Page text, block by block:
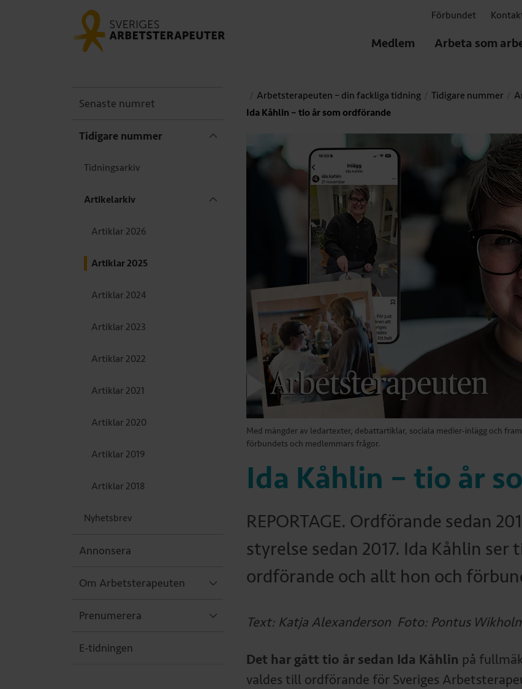
Förbundet
Medlem Arbeta som
Senaste numret
Tidigare nummer
Tidningsarkiv
Artikelarkiv
Artiklar 2026
Artiklar 2025
Artiklar 2024
Artiklar 2023
Artiklar 2022
Artiklar 2021
Artiklar 2020
Artiklar 2019
Artiklar 2018
Nyhetsbrev
Annonsera
Om Arbetsterapeuten
Prenumerera
E-tidningen
Arbetsterapeuten – din fackliga tidning Tidigare nummer
Ida Kåhlin – tio år som ordförande
Med mängder av ledartexter, debattartiklar, sociala medier-inlägg och
förbundets och medlemmars frågor.
Ida Kåhlin – tio år
REPORTAGE. Ordförande sedan
styrelse sedan 2017. Ida Kåhlin ser
ordförande och allt hon och
Text: Katja Alexanderson Foto: Pontus
Det har gått tio år sedan Ida Kåhlin på
valdes till ordförande för Sveriges